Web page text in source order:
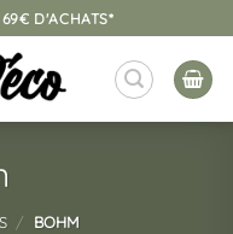
D'ACHATS*
/ BOHM